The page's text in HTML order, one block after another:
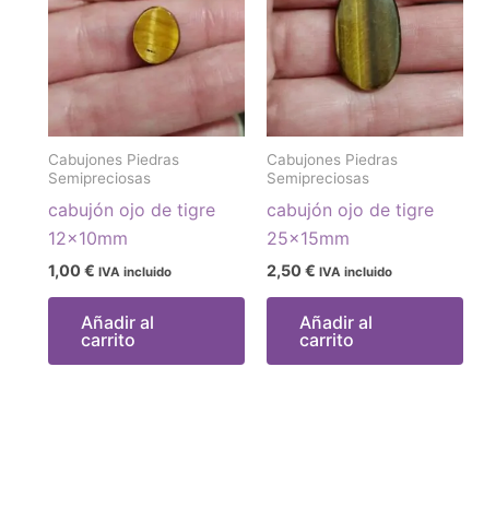
Cabujones Piedras
Semipreciosas
cabujón ojo de tigre
12x10mm
1,00 € IVA incluido
Añadir al
carrito
Cabujones Piedras
Semipreciosas
cabujón ojo de tigre
25x15mm
2,50 € IVA incluido
Añadir al
carrito